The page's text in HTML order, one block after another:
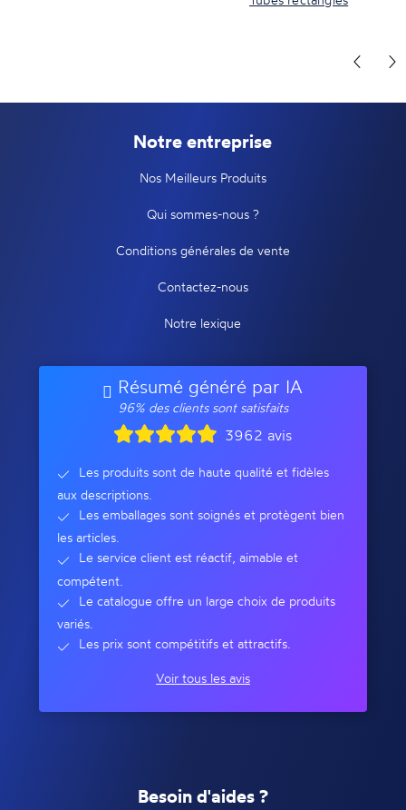
Notre entreprise
Nos Meilleurs Produits
Qui sommes-nous ?
Conditions générales de vente
Contactez-nous
Notre lexique
Résumé généré par IA
96% des clients sont satisfaits
3962 avis
Les produits sont de haute qualité et fidèles
aux descriptions.
Les emballages sont soignés et protègent bien
les articles.
Le service client est réactif, aimable et
compétent.
Le catalogue offre un large choix de produits
variés.
Les prix sont compétitifs et attractifs.
Voir tous les avis
Besoin d'aides ?